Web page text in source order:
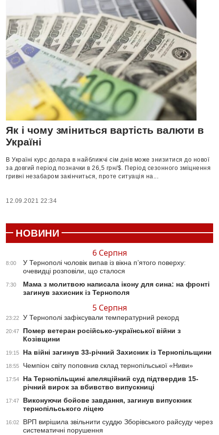
Як і чому зміниться вартість валюти в
Україні
В Україні курс долара в найближчі сім днів може знизитися до нової
за довгий період позначки в 26,5 грн/$. Період сезонного зміцнення
гривні незабаром закінчиться, проте ситуація на...
12.09.2021 22:34
НОВИНИ
6 Серпня
8:00
У Тернополі чоловік випав із вікна п’ятого поверху:
очевидці розповіли, що сталося
7:30
Мама з молитвою написала ікону для сина: на фронті
загинув захисник із Тернополя
5 Серпня
23:22 У Тернополі зафіксували температурний рекорд
20:47
Помер ветеран російсько-української війни з
Козівщини
19:15 На війні загинув 33-річний Захисник із Тернопільщини
18:55 Чемпіон світу поповнив склад тернопільської «Ниви»
17:54
На Тернопільщині апеляційний суд підтвердив 15-
річний вирок за вбивство випускниці
17:47
Виконуючи бойове завдання, загинув випускник
тернопільського ліцею
16:02
ВРП вирішила звільнити суддю Зборівського райсуду через
систематичні порушення